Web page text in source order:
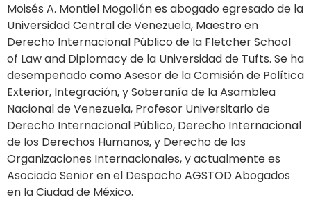
Moisés A. Montiel Mogollón es abogado egresado de la
Universidad Central de Venezuela, Maestro en
Derecho Internacional Público de la Fletcher School
of Law and Diplomacy de la Universidad de Tufts. Se ha
desempeñado como Asesor de la Comisión de Política
Exterior, Integración, y Soberanía de la Asamblea
Nacional de Venezuela, Profesor Universitario de
Derecho Internacional Público, Derecho Internacional
de los Derechos Humanos, y Derecho de las
Organizaciones Internacionales, y actualmente es
Asociado Senior en el Despacho AGSTOD Abogados
en la Ciudad de México.